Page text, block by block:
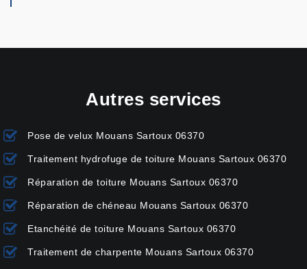
Autres services
Pose de velux Mouans Sartoux 06370
Traitement hydrofuge de toiture Mouans Sartoux 06370
Réparation de toiture Mouans Sartoux 06370
Réparation de chéneau Mouans Sartoux 06370
Etanchéité de toiture Mouans Sartoux 06370
Traitement de charpente Mouans Sartoux 06370